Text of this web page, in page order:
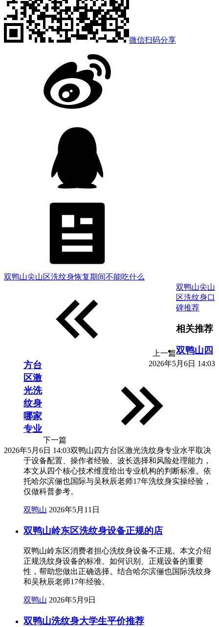
微信扫码分享
双鸭山尖山区洗纹身恢复期间不能吃什么
上一篇
2026年5月6日 14:03
双鸭山尖山
区洗纹身口
碑推荐
下一篇
2026年5月6日 14:03
相关推荐
双鸭山四
方台
区激
光洗
纹身
哪家
专业
双鸭山四方台区激光洗纹身专业水平取决
于设备配置、操作者经验、波长选择和风险处理能力，
本文从四个核心技术维度给出专业机构的判断标准。依
托哈尔滨俪也国际与吴秋辰老师17年洗纹身实操经验，
仅做科普参考。
双鸭山 2026年5月11日
双鸭山岭东区洗纹身设备正规的店
双鸭山岭东区消费者担心洗纹身设备不正规。本文介绍
正规洗纹身设备的标准、如何识别、正规设备的重要
性，帮助您做出正确选择。结合哈尔滨俪也国际洗纹身
和吴秋辰老师17年经验。
双鸭山 2026年5月9日
双鸭山洗纹身大学生平价推荐